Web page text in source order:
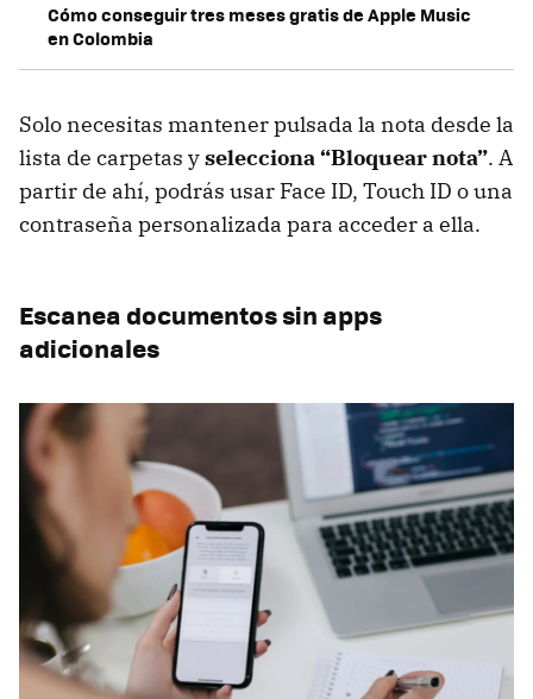
Cómo conseguir tres meses gratis de Apple Music
en Colombia
Solo necesitas mantener pulsada la nota desde la
lista de carpetas yselecciona “Bloquear nota”. A
partir de ahí, podrás usar Face ID, Touch ID o una
contraseña personalizada para acceder a ella.
Escanea documentos sin apps
adicionales